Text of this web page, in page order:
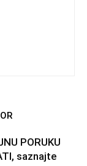
PORUKU
saznajte